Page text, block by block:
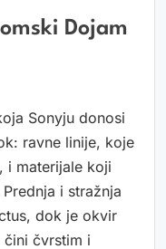
Dojam
Sonyju donosi
ravne linije, koje
i materijale koji
i stražnja
dok je okvir
čini čvrstim i